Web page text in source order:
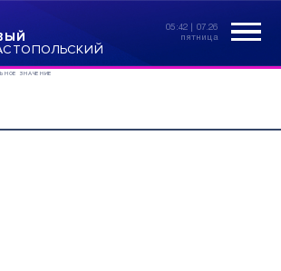
ЗНАЧЕНИЕ
05:42 | 07.26
пятница